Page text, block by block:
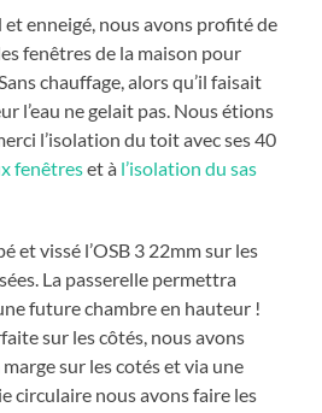
enneigé, nous avons profité de
fenêtres de la maison pour
chauffage, alors qu’il faisait
l’eau ne gelait pas. Nous étions
l’isolation du toit avec ses 40
fenêtreset à l’isolation du sas
et vissé l’OSB 3 22mm sur les
La passerelle permettra
future chambre en hauteur !
sur les côtés, nous avons
marge sur les cotés et via une
circulaire nous avons faire les